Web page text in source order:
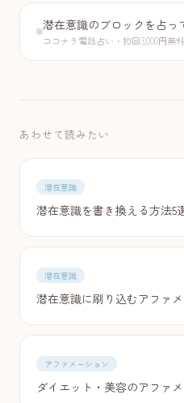
潜在意識のブロックを占っ
ココナラ電話占い・初回3,000円無料
あわせて読みたい
潜在意識
潜在意識を書き換える方法5
潜在意識
潜在意識に刷り込むアファ
アファメーション
ダイエット・美容のアファ